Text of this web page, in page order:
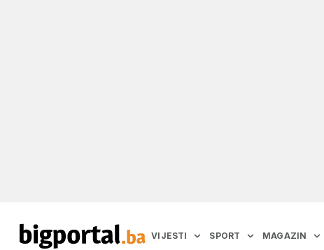
VIJESTI SPORT MAGAZIN